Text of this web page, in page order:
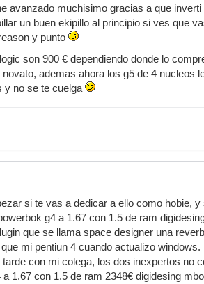
que se cuelgue mi pc.
avanzado muchisimo gracias a que
un buen ekipillo al principio si ves que
y punto
son 900 € dependiendo donde lo
ademas ahora los g5 de 4 nucleos
y no se te cuelga
si te vas a dedicar a ello como hobie,
g4 a 1.67 con 1.5 de ram
que se llama space designer una
mi pentiun 4 cuando actualizo
con mi colega, los dos inexpertos no
1.67 con 1.5 de ram 2348€ digidesing